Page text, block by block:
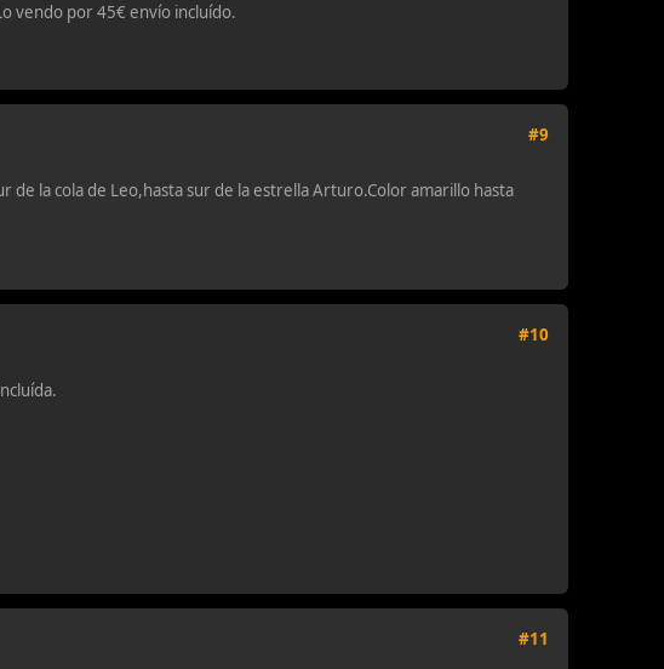
vendo por 45€ envío incluído.
#9
la cola de Leo,hasta sur de la estrella Arturo.Color amarillo hasta
#10
#11